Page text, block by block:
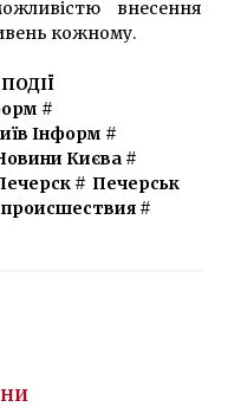
внесення
кожному.
ПОДІЇ
#
Інформ #
Києва#
# Печерськ
происшествия#